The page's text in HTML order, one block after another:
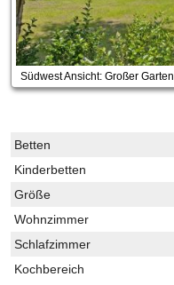
Südwest Ansicht: Großer Garten
Betten
Kinderbetten
Größe
Wohnzimmer
Schlafzimmer
Kochbereich